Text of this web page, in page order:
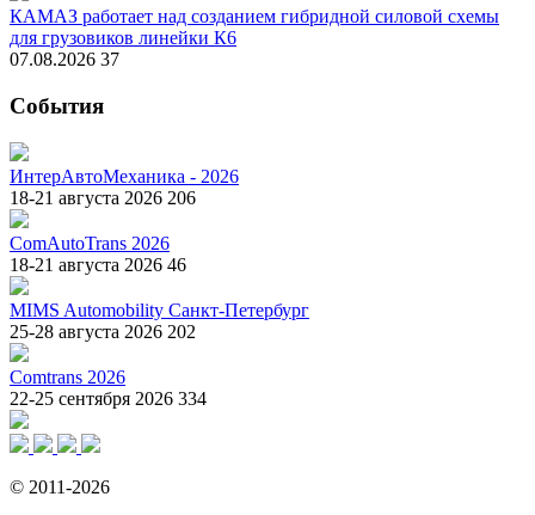
КАМАЗ работает над созданием гибридной силовой схемы
для грузовиков линейки К6
07.08.2026 37
События
ИнтерАвтоМеханика - 2026
18-21 августа 2026 206
ComAutoTrans 2026
18-21 августа 2026 46
MIMS Automobility Санкт-Петербург
25-28 августа 2026 202
Comtrans 2026
22-25 сентября 2026 334
© 2011-2026